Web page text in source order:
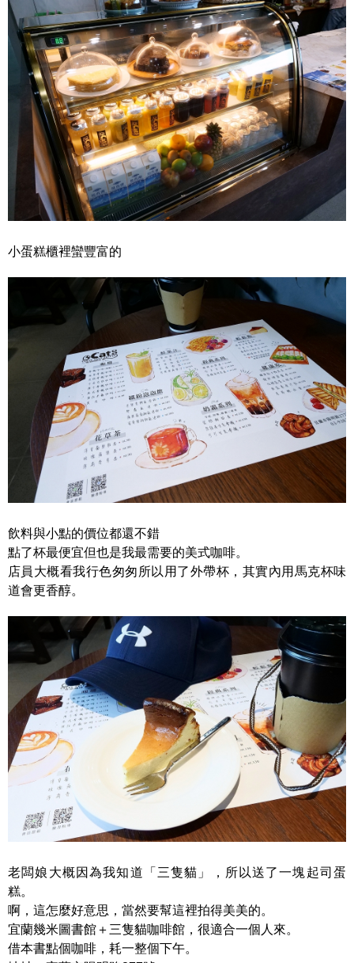
小蛋糕櫃裡蠻豐富的
飲料與小點的價位都還不錯
點了杯最便宜但也是我最需要的美式咖啡。
店員大概看我行色匆匆所以用了外帶杯，其實內用馬克杯味
道會更香醇。
老闆娘大概因為我知道「三隻貓」，所以送了一塊起司蛋
糕。
啊，這怎麼好意思，當然要幫這裡拍得美美的。
宜蘭幾米圖書館＋三隻貓咖啡館，很適合一個人來。
借本書點個咖啡，耗一整個下午。